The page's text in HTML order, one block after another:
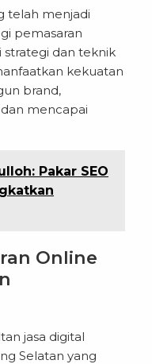
telah menjadi
pemasaran
dan teknik
kekuatan
brand,
mencapai
Pakar SEO
Online
jasa digital
Selatan yang